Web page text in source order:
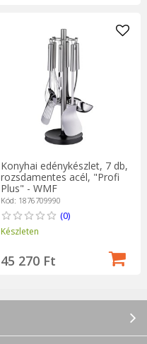
Konyhai edénykészlet, 7 db,
rozsdamentes acél, "Profi
Plus" - WMF
Kód: 1876709990
(0)
Készleten
45 270 Ft